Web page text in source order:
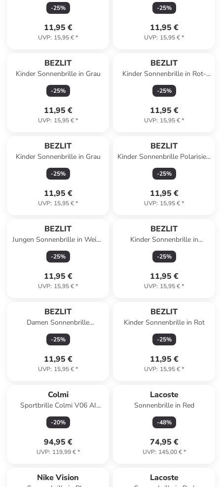
-25%
11,95 €
UVP: 15,95 €*
-25%
11,95 €
UVP: 15,95 €*
BEZLIT
Kinder Sonnenbrille in Grau
-25%
11,95 €
UVP: 15,95 €*
BEZLIT
Kinder Sonnenbrille in Rot-
Schwarz
-25%
11,95 €
UVP: 15,95 €*
BEZLIT
Kinder Sonnenbrille in Grau
-25%
11,95 €
UVP: 15,95 €*
BEZLIT
Kinder Sonnenbrille Polarisiert
in Blau
-25%
11,95 €
UVP: 15,95 €*
BEZLIT
Jungen Sonnenbrille in Weiß-
Schwarz
-25%
11,95 €
UVP: 15,95 €*
BEZLIT
Kinder Sonnenbrille in
Schwarz
-25%
11,95 €
UVP: 15,95 €*
BEZLIT
Damen Sonnenbrille
Polarisiert in Grün-Lila
-25%
11,95 €
UVP: 15,95 €*
BEZLIT
Kinder Sonnenbrille in Rot
-25%
11,95 €
UVP: 15,95 €*
Colmi
Sportbrille Colmi V06 AI
Schwarz (mit blauen Gläsern)
-20%
94,95 €
UVP: 119,99 €*
Lacoste
Sonnenbrille in Red
-48%
74,95 €
UVP: 145,00 €*
Nike Vision Lacoste